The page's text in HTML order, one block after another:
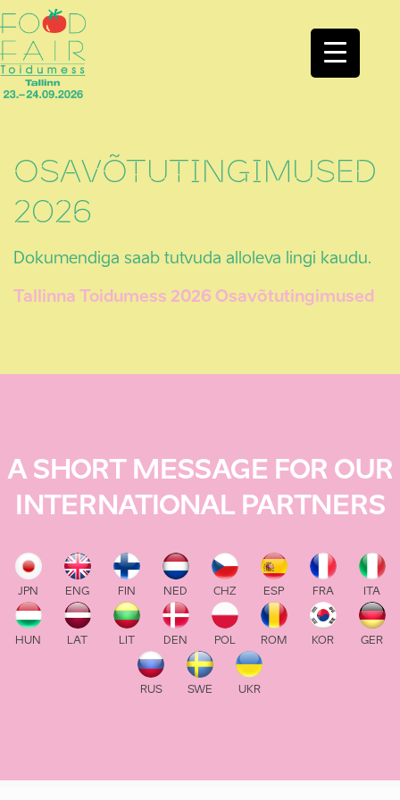
OSAVÕTUTINGIMUSED
2026
Dokumendiga saab tutvuda alloleva lingi kaudu.
Tallinna Toidumess 2026 Osavõtutingimused
A SHORT MESSAGE FOR OUR
INTERNATIONAL PARTNERS
JPN ENG FIN NED CHZ ESP FRA ITA
HUN LAT LIT DEN POL ROM KOR GER
RUS SWE UKR